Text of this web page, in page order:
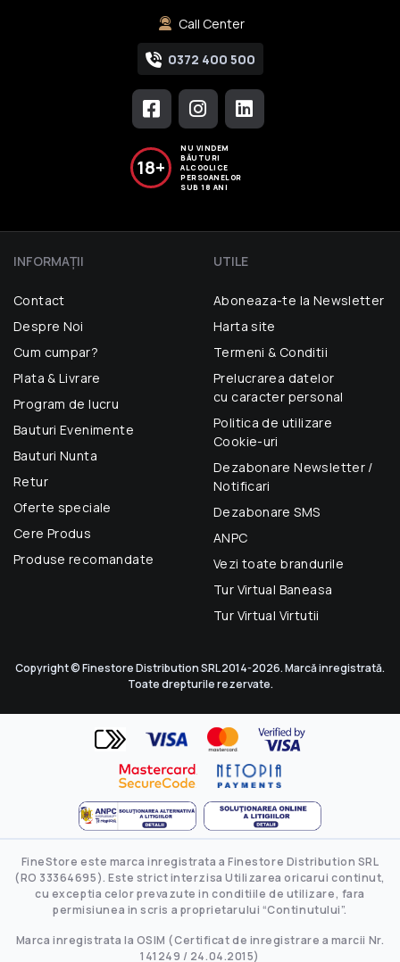
Call Center
0372 400 500
18+
NU VINDEM
BĂUTURI
ALCOOLICE
PERSOANELOR
SUB 18 ANI
INFORMAŢII
Contact
Despre Noi
Cum cumpar?
Plata & Livrare
Program de lucru
Bauturi Evenimente
Bauturi Nunta
Retur
Oferte speciale
Cere Produs
Produse recomandate
UTILE
Aboneaza-te la Newsletter
Harta site
Termeni & Conditii
Prelucrarea datelor
cu caracter personal
Politica de utilizare
Cookie-uri
Dezabonare Newsletter /
Notificari
Dezabonare SMS
ANPC
Vezi toate brandurile
Tur Virtual Baneasa
Tur Virtual Virtutii
Copyright © Finestore Distribution SRL 2014-2026. Marcă inregistrată.
Toate drepturile rezervate.
FineStore este marca inregistrata a Finestore Distribution SRL
(RO 33364695). Este strict interzisa Utilizarea oricarui continut,
cu exceptia celor prevazute in conditiile de utilizare, fara
permisiunea in scris a proprietarului “Continutului”.
Marca inregistrata la OSIM (Certificat de inregistrare a marcii Nr.
141249 / 24.04.2015)